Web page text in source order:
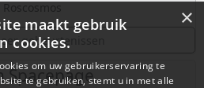
gebeurtenissen
Spacepage
×
maakt gebruik
cookies.
om uw gebruikerservaring te
te gebruiken, stemt u in met alle